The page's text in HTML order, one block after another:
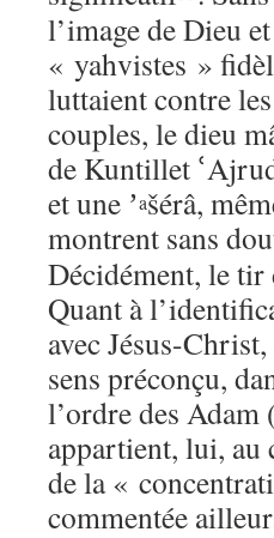
l’image de Dieu
« yahvistes »
luttaient contre
couples, le dieu
de Kuntillet
et une ʼašérâ,
montrent sans
Décidément, le
Quant à
avec Jésus-
sens préconçu,
l’ordre des Adam
appartient, lui, au
de la «
commentée